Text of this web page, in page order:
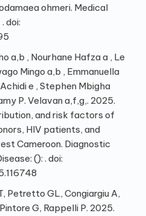
ohmeri. Medical
doi:
a,b , Nourhane Hafza a , Le
Mingo a,b , Emmanuella
e , Stephen Mbigha
P. Velavan a,f,g,. 2025.
and risk factors of
HIV patients, and
Cameroon. Diagnostic
(): . doi:
Petretto GL, Congiargiu A,
G, Rappelli P. 2025.